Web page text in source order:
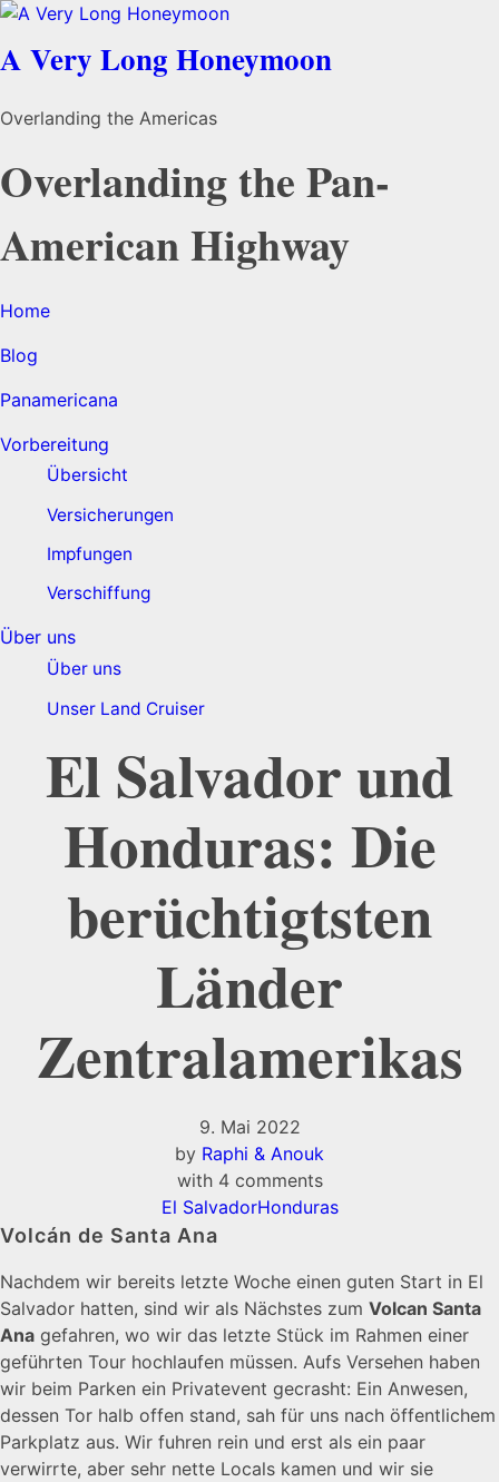
A Very Long Honeymoon
Overlanding the Americas
Overlanding the Pan-
American Highway
Home
Blog
Panamericana
Vorbereitung
Übersicht
Versicherungen
Impfungen
Verschiffung
Über uns
Über uns
Unser Land Cruiser
El Salvador und
Honduras: Die
berüchtigtsten
Länder
Zentralamerikas
9. Mai 2022
by Raphi & Anouk
with 4 comments
El SalvadorHonduras
Volcán de Santa Ana
Nachdem wir bereits letzte Woche einen guten Start in El
Salvador hatten, sind wir als Nächstes zum Volcan Santa
Ana gefahren, wo wir das letzte Stück im Rahmen einer
geführten Tour hochlaufen müssen. Aufs Versehen haben
wir beim Parken ein Privatevent gecrasht: Ein Anwesen,
dessen Tor halb offen stand, sah für uns nach öffentlichem
Parkplatz aus. Wir fuhren rein und erst als ein paar
verwirrte, aber sehr nette Locals kamen und wir sie